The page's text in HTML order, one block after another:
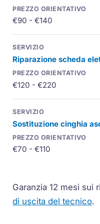
€90 - €140
Riparazione scheda
€120 - €220
Sostituzione cinghia
€70 - €110
Garanzia 12 mesi sui
di uscita del tecnico.